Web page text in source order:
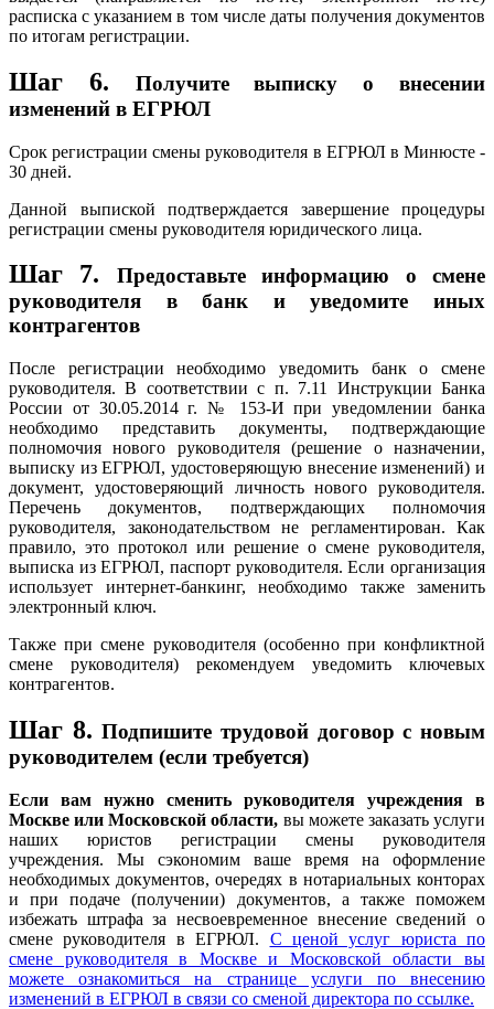
расписка с указанием в том числе даты получения документов
по итогам регистрации.
Шаг 6.
Получите выписку о внесении
изменений в ЕГРЮЛ
Срок регистрации смены руководителя в ЕГРЮЛ в Минюсте -
30 дней.
Данной выпиской подтверждается завершение процедуры
регистрации смены руководителя юридического лица.
Шаг 7.
Предоставьте информацию о смене
руководителя в банк и уведомите иных
контрагентов
После регистрации необходимо уведомить банк о смене
руководителя. В соответствии с п. 7.11 Инструкции Банка
России от 30.05.2014 г. № 153-И при уведомлении банка
необходимо представить документы, подтверждающие
полномочия нового руководителя (решение о назначении,
выписку из ЕГРЮЛ, удостоверяющую внесение изменений) и
документ, удостоверяющий личность нового руководителя.
Перечень документов, подтверждающих полномочия
руководителя, законодательством не регламентирован. Как
правило, это протокол или решение о смене руководителя,
выписка из ЕГРЮЛ, паспорт руководителя. Если организация
использует интернет-банкинг, необходимо также заменить
электронный ключ.
Также при смене руководителя (особенно при конфликтной
смене руководителя) рекомендуем уведомить ключевых
контрагентов.
Шаг 8. Подпишите трудовой договор с новым
руководителем (если требуется)
Если вам нужно сменить руководителя учреждения в
Москве или Московской области, вы можете заказать услуги
наших юристов регистрации смены руководителя
учреждения. Мы сэкономим ваше время на оформление
необходимых документов, очередях в нотариальных конторах
и при подаче (получении) документов, а также поможем
избежать штрафа за несвоевременное внесение сведений о
смене руководителя в ЕГРЮЛ. С ценой услуг юриста по
смене руководителя в Москве и Московской области вы
можете ознакомиться на странице услуги по внесению
изменений в ЕГРЮЛ в связи со сменой директора по ссылке.